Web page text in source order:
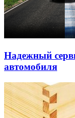
Надежный
автомобиля